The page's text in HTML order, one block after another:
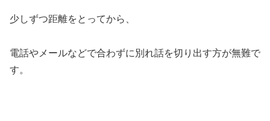
少しずつ距離をとってから、
電話やメールなどで合わずに別れ話を切り出す方が無難で
す。